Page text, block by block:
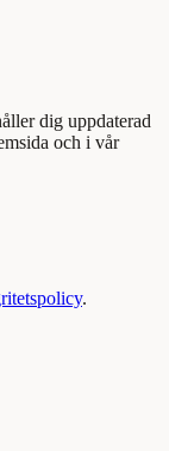
dig uppdaterad
och i vår
.